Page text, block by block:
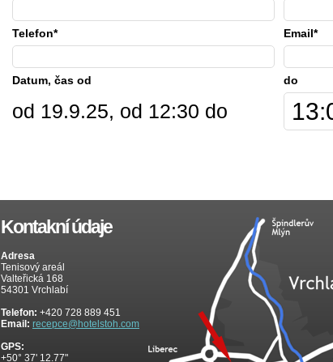
Telefon* Email*
Datum, čas od do
od 19.9.25, od 12:30 do
Kontakní údaje
Adresa
Tenisový areál
Valteřická 168
54301 Vrchlabí
Telefon: +420 728 889 451
Email: recepce@hotelstoh.com
GPS:
+50° 37' 12.77"